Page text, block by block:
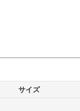
サイズ